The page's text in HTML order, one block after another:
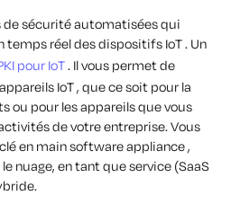
de sécurité automatisées qui
réel des dispositifs IoT . Un
pour IoT. Il vous permet de
IoT , que ce soit pour la
ou pour les appareils que vous
de votre entreprise. Vous
en main software appliance ,
nuage, en tant que service (SaaS